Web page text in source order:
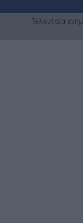
Τελευταία